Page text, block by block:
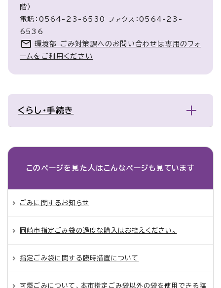
階）
電話：0564-23-6530 ファクス：0564-23-
6536
環境部 ごみ対策課へのお問い合わせは専用のフォ
ームをご利用ください
くらし・手続き
このページを見た人は こんなページも見ています
ごみに関するお知らせ
岡崎市指定ごみ袋の過度な購入はお控えください。
指定ごみ袋に関する臨時措置について
可燃ごみについて、本市指定ごみ袋以外の袋を使用できる臨